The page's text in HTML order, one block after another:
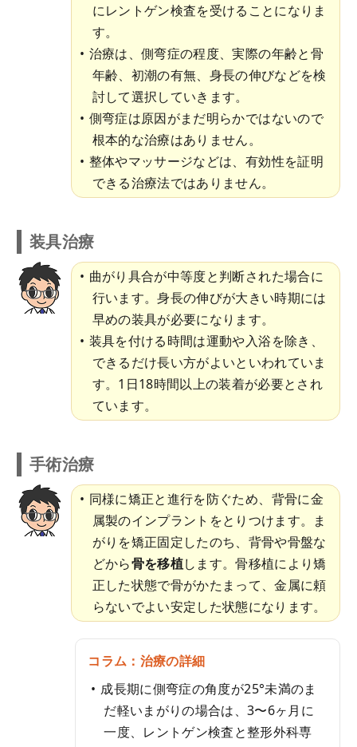
にレントゲン検査を受けることになりま
す。
治療は、側弯症の程度、実際の年齢と骨
年齢、初潮の有無、身長の伸びなどを検
討して選択していきます。
側弯症は原因がまだ明らかではないので
根本的な治療はありません。
整体やマッサージなどは、有効性を証明
できる治療法ではありません。
装具治療
曲がり具合が中等度と判断された場合に
行います。身長の伸びが大きい時期には
早めの装具が必要になります。
装具を付ける時間は運動や入浴を除き、
できるだけ長い方がよいといわれていま
す。1日18時間以上の装着が必要とされ
ています。
手術治療
同様に矯正と進行を防ぐため、背骨に金
属製のインプラントをとりつけます。ま
がりを矯正固定したのち、背骨や骨盤な
どから骨を移植します。骨移植により矯
正した状態で骨がかたまって、金属に頼
らないでよい安定した状態になります。
コラム：治療の詳細
成長期に側弯症の角度が25°未満のま
だ軽いまがりの場合は、3〜6ヶ月に
一度、レントゲン検査と整形外科専